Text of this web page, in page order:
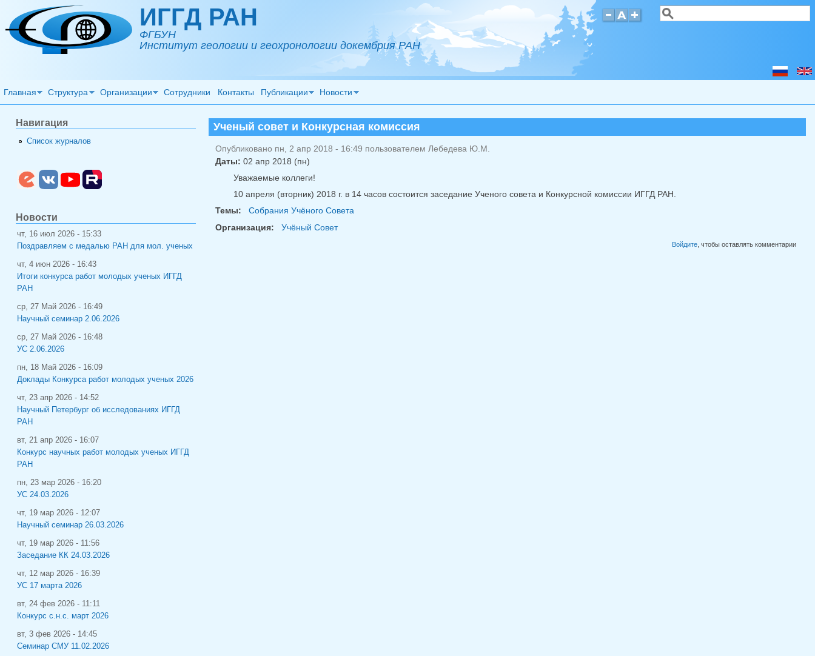
Перейти к основному содержанию ИГГД РАН
ФГБУН
Институт геологии и геохронологии докембрия РАН
Форма поиска
Поиск
Главная Структура Организации Сотрудники Контакты Публикации Новости
Ученый совет и Конкурсная комиссия
Опубликовано пн, 2 апр 2018 - 16:49 пользователем Лебедева Ю.М.
Даты: 02 апр 2018 (пн)
Уважаемые коллеги!
10 апреля (вторник) 2018 г. в 14 часов состоится заседание Ученого совета и Конкурсной комиссии ИГГД РАН.
Темы:
Собрания Учёного Совета
Организация:
Учёный Совет
Войдите, чтобы оставлять комментарии
Навигация
Список журналов
Новости
чт, 16 июл 2026 - 15:33
Поздравляем с медалью РАН для мол. ученых
чт, 4 июн 2026 - 16:43
Итоги конкурса работ молодых ученых ИГГД
РАН
ср, 27 Май 2026 - 16:49
Научный семинар 2.06.2026
ср, 27 Май 2026 - 16:48
УС 2.06.2026
пн, 18 Май 2026 - 16:09
Доклады Конкурса работ молодых ученых 2026
чт, 23 апр 2026 - 14:52
Научный Петербург об исследованиях ИГГД
РАН
вт, 21 апр 2026 - 16:07
Конкурс научных работ молодых ученых ИГГД
РАН
пн, 23 мар 2026 - 16:20
УС 24.03.2026
чт, 19 мар 2026 - 12:07
Научный семинар 26.03.2026
чт, 19 мар 2026 - 11:56
Заседание КК 24.03.2026
чт, 12 мар 2026 - 16:39
УС 17 марта 2026
вт, 24 фев 2026 - 11:11
Конкурс с.н.с. март 2026
вт, 3 фев 2026 - 14:45
Семинар СМУ 11.02.2026